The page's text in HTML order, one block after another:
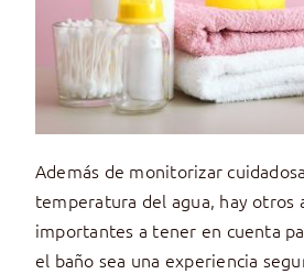
Además de monitorizar
temperatura del agua, hay otros
importantes a tener en cuenta
el baño sea una experiencia